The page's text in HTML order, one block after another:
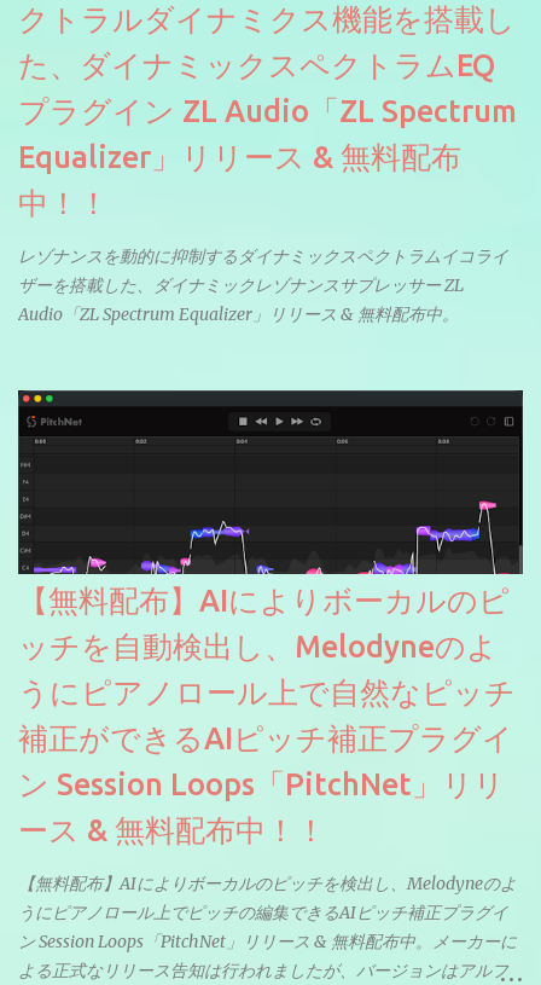
クトラルダイナミクス機能を搭載し
た、ダイナミックスペクトラムEQ
プラグイン ZL Audio「ZL Spectrum
Equalizer」リリース & 無料配布
中！！
レゾナンスを動的に抑制するダイナミックスペクトラムイコライ
ザーを搭載した、ダイナミックレゾナンスサプレッサー ZL
Audio「ZL Spectrum Equalizer」リリース & 無料配布中。
【無料配布】AIによりボーカルのピ
ッチを自動検出し、Melodyneのよ
うにピアノロール上で自然なピッチ
補正ができるAIピッチ補正プラグイ
ン Session Loops「PitchNet」リリ
ース & 無料配布中！！
【無料配布】AIによりボーカルのピッチを検出し、Melodyneのよ
うにピアノロール上でピッチの編集できるAIピッチ補正プラグイ
ン Session Loops「PitchNet」リリース & 無料配布中。メーカーに
よる正式なリリース告知は行われましたが、バージョンはアルフ